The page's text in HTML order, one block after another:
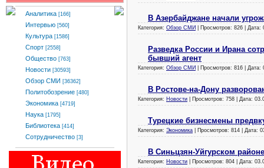
Аналитика [166]
Интервью [560]
Культура [1586]
Спорт [2558]
Общество [763]
Новости [30593]
Обзор СМИ [36362]
Политобозрение [480]
Экономика [4719]
Наука [1795]
Библиотека [414]
Сотрудничество [3]
В Азербайджане начали
Категория: Обзор СМИ | Просмотров: 826 | Дата:
Разведка России и Ирана
бывший агент
Категория: Обзор СМИ | Просмотров: 816 | Дата:
В Ростове-на-Дону
Категория: Новости | Просмотров: 758 | Дата:
Турецкие бизнесмены
Категория: Экономика | Просмотров: 814 | Дата:
В Синьцзян-Уйгурском
Категория: Новости | Просмотров: 804 | Дата: